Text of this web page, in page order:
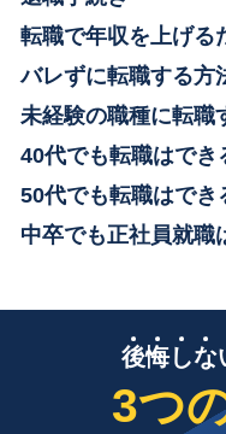
転職で年収を上げる
バレずに転職する方
未経験の職種に転職
40代でも転職はでき
50代でも転職はでき
中卒でも正社員就職
後悔しな
3つ